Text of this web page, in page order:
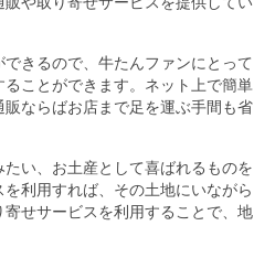
きるので、牛たんファンにとって
ことができます。ネット上で簡単
ならばお店まで足を運ぶ手間も省
い、お土産として喜ばれるものを
利用すれば、その土地にいながら
せサービスを利用することで、地